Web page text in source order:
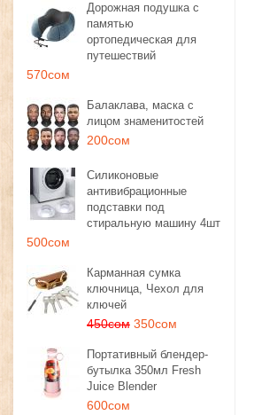
Дорожная подушка с
памятью
ортопедическая для
путешествий
570сом
Балаклава, маска с
лицом знаменитостей
200сом
Силиконовые
антивибрационные
подставки под
стиральную машину 4шт
500сом
Карманная сумка
ключница, Чехол для
ключей
450сом 350сом
Портативный блендер-
бутылка 350мл Fresh
Juice Blender
600сом